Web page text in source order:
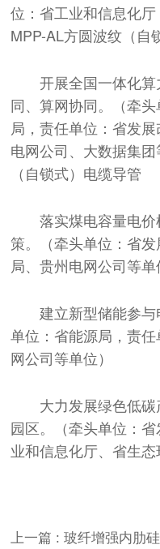
位：省工业和信息化厅
MPP-AL方圆波纹（自
开展全国一体化
同、算网协同。（牵
局，责任单位：省发
电网公司、大数据集
（自锁式）电缆导管
落实煤电容量电
策。（牵头单位：省
局、贵州电网公司等单
建立新型储能参
单位：省能源局，责
网公司等单位）
大力发展绿色低
园区。（牵头单位：
业和信息化厅、省生态
上一篇 : 玻纤增强内肋